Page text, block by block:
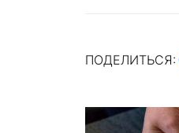
ПОДЕЛИТЬСЯ: